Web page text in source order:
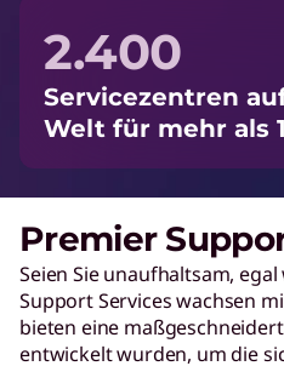
2.400
Servicezentren
Welt für mehr als
Premier
Seien Sie unaufhaltsam,
Support Services wachsen
bieten eine
entwickelt wurden, um die